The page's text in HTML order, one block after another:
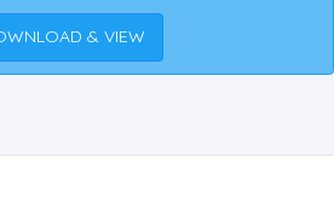
& VIEW